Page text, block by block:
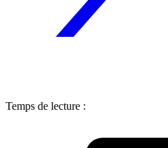
Temps de lecture :